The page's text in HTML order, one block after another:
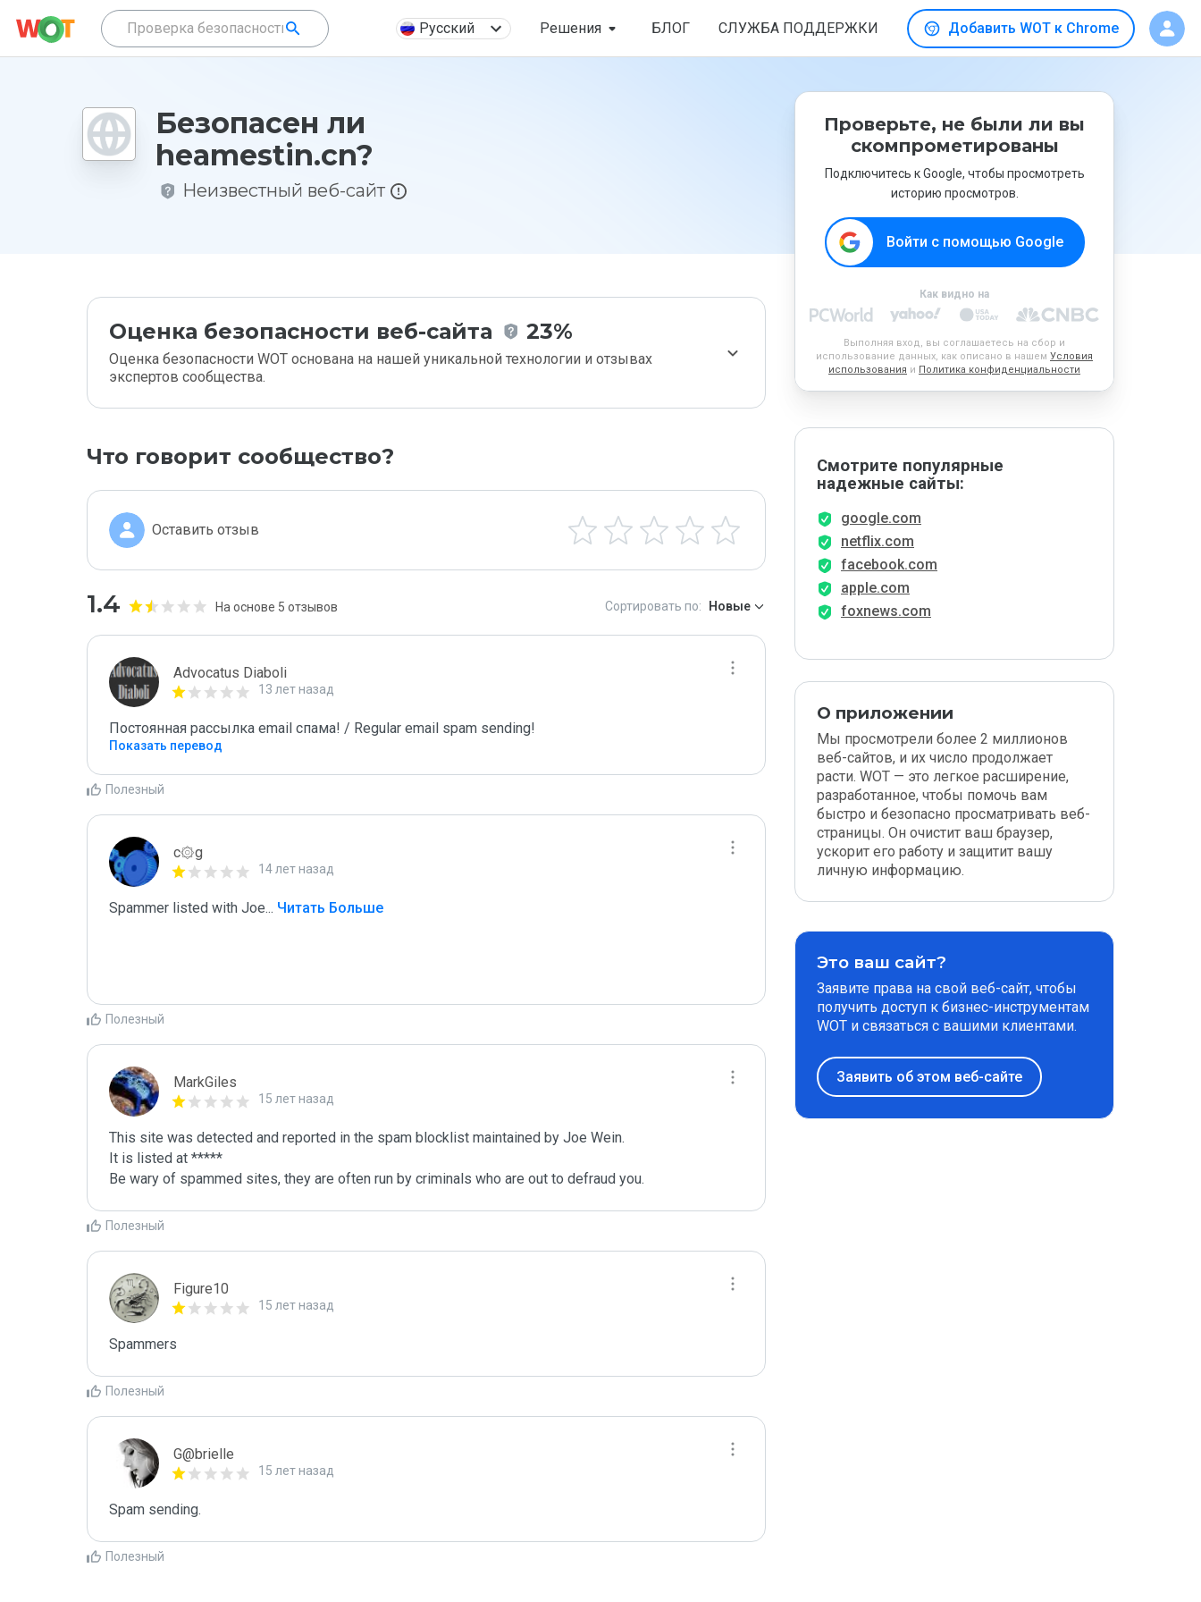
Русский Решения БЛОГ СЛУЖБА ПОДДЕРЖКИ Добавить WOT к Chrome
Безопасен ли
heamestin.cn?
Неизвестный веб-сайт
Оценка безопасности веб-сайта 23%
Оценка безопасности WOT основана на нашей уникальной технологии и отзывах
экспертов сообщества.
Что говорит сообщество?
Оставить отзыв
1.4 На основе 5 отзывов Сортировать по: Новые
Advocatus Diaboli
13 лет назад
Постоянная рассылка email спама! / Regular email spam sending!
Показать перевод
Полезный
c۞g
14 лет назад
Spammer listed with Joe... Читать Больше
Полезный
MarkGiles
15 лет назад
This site was detected and reported in the spam blocklist maintained by Joe Wein.
It is listed at *****
Be wary of spammed sites, they are often run by criminals who are out to defraud you.
Полезный
Figure10
15 лет назад
Spammers
Полезный
G@brielle
15 лет назад
Spam sending.
Полезный
Проверьте, не были ли вы
скомпрометированы
Подключитесь к Google, чтобы просмотреть
историю просмотров.
Войти с помощью Google
Как видно на
Выполняя вход, вы соглашаетесь на сбор и
использование данных, как описано в нашем Условия
использования и Политика конфиденциальности
Смотрите популярные
надежные сайты:
google.com
netflix.com
facebook.com
apple.com
foxnews.com
О приложении
Мы просмотрели более 2 миллионов
веб-сайтов, и их число продолжает
расти. WOT — это легкое расширение,
разработанное, чтобы помочь вам
быстро и безопасно просматривать веб-
страницы. Он очистит ваш браузер,
ускорит его работу и защитит вашу
личную информацию.
Это ваш сайт?
Заявите права на свой веб-сайт, чтобы
получить доступ к бизнес-инструментам
WOT и связаться с вашими клиентами.
Заявить об этом веб-сайте